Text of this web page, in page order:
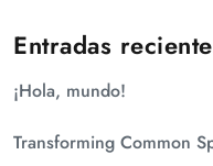
Entradas
¡Hola, mundo!
Transforming Common